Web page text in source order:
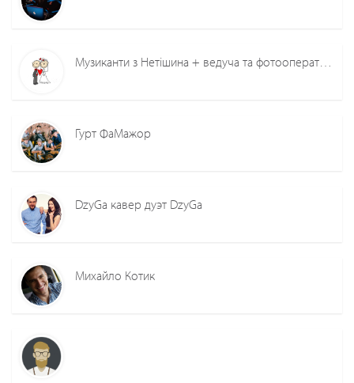
Музиканти з Нетішина + ведуча та фотооператор.
Гурт ФаМажор
DzyGa кавер дуэт DzyGa
Михайло Котик